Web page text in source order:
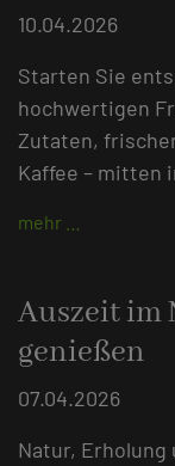
10.04.2026
Starten Sie
hochwertigen
Zutaten,
Kaffee – mitten
mehr …
Auszeit im
genießen
07.04.2026
Natur,